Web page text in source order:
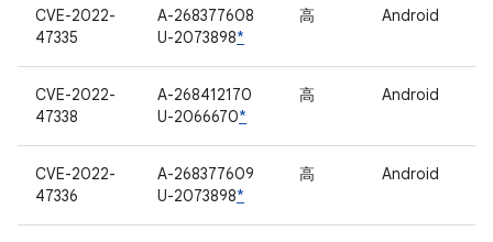
CVE-2022-
47335
A-268377608
U-2073898*
高 Android
CVE-2022-
47338
A-268412170
U-2066670*
高 Android
CVE-2022-
47336
A-268377609
U-2073898*
高 Android